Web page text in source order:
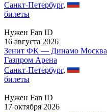
Санкт-Петербург,
билеты
Нужен Fan ID
16 августа 2026
Зенит ФК — Динамо Москва
Газпром Арена
Санкт-Петербург,
билеты
Нужен Fan ID
17 октября 2026